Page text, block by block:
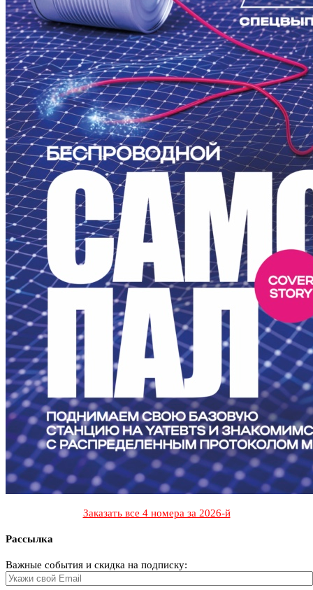
Заказать все 4 номера за 2026-й
Рассылка
Важные события и скидка на подписку: